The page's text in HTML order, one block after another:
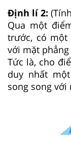
Định lí 2:
Qua một
trước, có một
với mặt phẳng
Tức là, cho
duy nhất
song song với